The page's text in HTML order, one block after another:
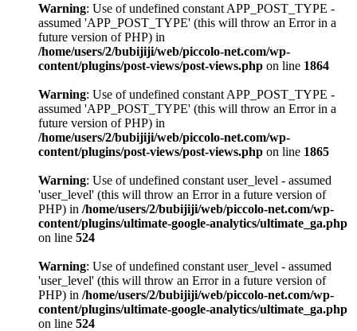
Warning: Use of undefined constant APP_POST_TYPE -
assumed 'APP_POST_TYPE' (this will throw an Error in a
future version of PHP) in
/home/users/2/bubijiji/web/piccolo-net.com/wp-
content/plugins/post-views/post-views.php on line 1864
Warning: Use of undefined constant APP_POST_TYPE -
assumed 'APP_POST_TYPE' (this will throw an Error in a
future version of PHP) in
/home/users/2/bubijiji/web/piccolo-net.com/wp-
content/plugins/post-views/post-views.php on line 1865
Warning: Use of undefined constant user_level - assumed
'user_level' (this will throw an Error in a future version of
PHP) in /home/users/2/bubijiji/web/piccolo-net.com/wp-
content/plugins/ultimate-google-analytics/ultimate_ga.php
on line 524
Warning: Use of undefined constant user_level - assumed
'user_level' (this will throw an Error in a future version of
PHP) in /home/users/2/bubijiji/web/piccolo-net.com/wp-
content/plugins/ultimate-google-analytics/ultimate_ga.php
on line 524